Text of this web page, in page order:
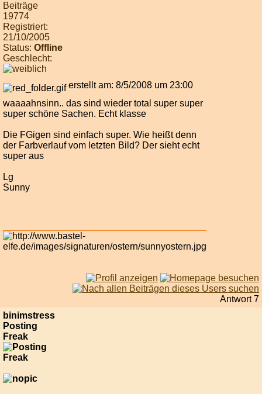
Beiträge
19774
Registriert:
21/10/2005
Status: Offline
Geschlecht:
erstellt am: 8/5/2008 um 23:00
waaaahnsinn.. das sind wieder total super super
super schöne Sachen. Echt klasse
Die FGigen sind einfach super. Wie heißt denn
der Farbverlauf vom letzten Bild? Der sieht echt
super aus
Lg
Sunny
Antwort 7
binimstress
Posting
Freak